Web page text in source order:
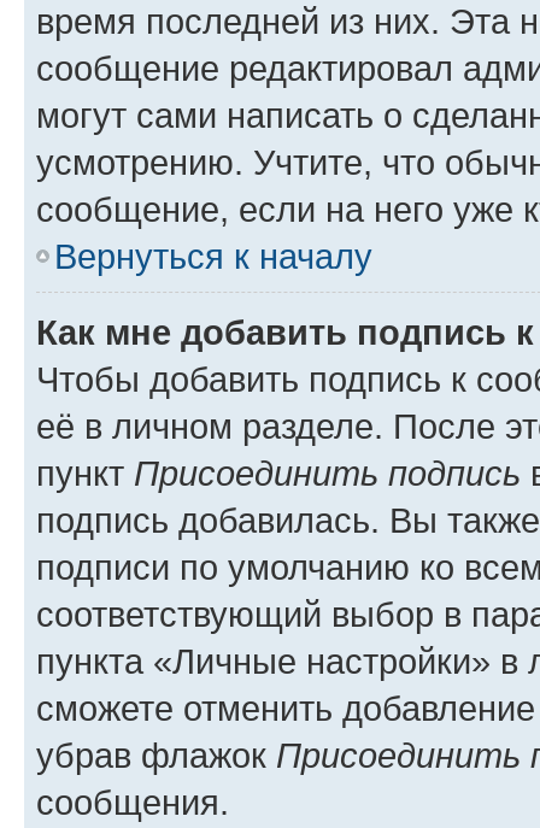
время последней из них. Эта
сообщение редактировал
могут сами написать о
усмотрению. Учтите, что
сообщение, если на него уже
Вернуться к началу
Как мне добавить подпись
Чтобы добавить подпись к
её в личном разделе. После
пункт Присоединить подпись
подпись добавилась. Вы
подписи по умолчанию ко
соответствующий выбор в
пункта «Личные настройки»
сможете отменить
убрав флажок Присоединить
сообщения.